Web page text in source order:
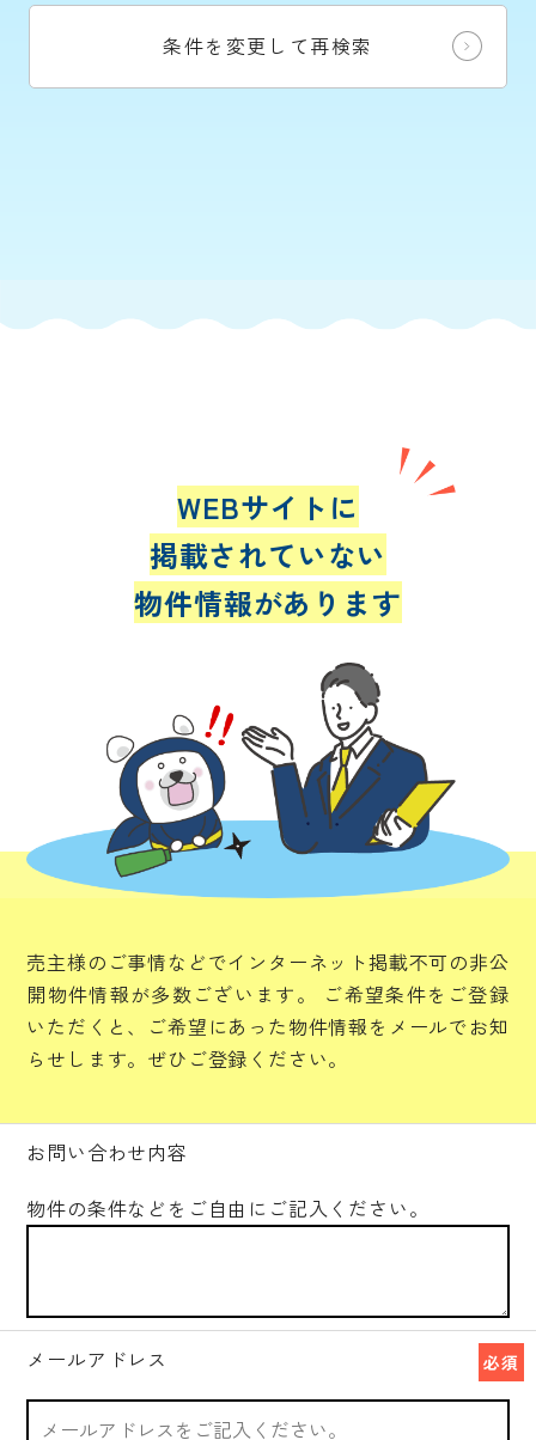
条件を変更して再検索
WEBサイトに
掲載されていない
物件情報があります
売主様のご事情などでインターネット掲載不可の非公
開物件情報が多数ございます。
ご希望条件をご登録
いただくと、ご希望にあった物件情報をメールでお知
らせします。ぜひご登録ください。
お問い合わせ内容
物件の条件などをご自由にご記入ください。
メールアドレス 必須